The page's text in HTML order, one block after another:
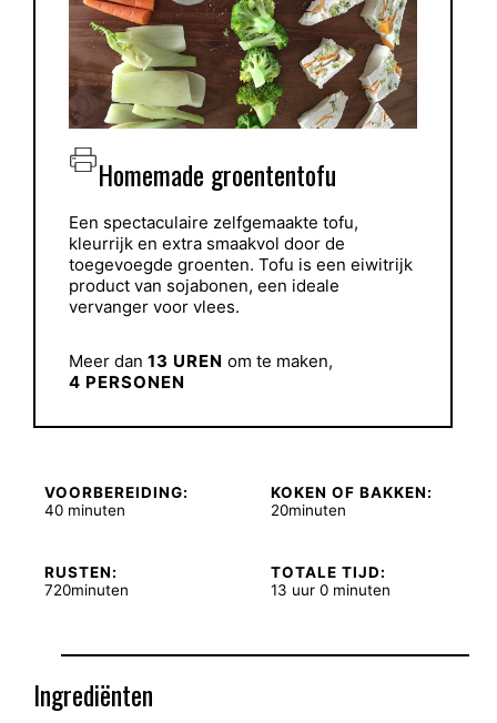
Homemade groententofu
Een spectaculaire zelfgemaakte tofu,
kleurrijk en extra smaakvol door de
toegevoegde groenten. Tofu is een eiwitrijk
product van sojabonen, een ideale
vervanger voor vlees.
Meer dan 13 UREN om te maken,
4 PERSONEN
VOORBEREIDING:
40 minuten
KOKEN OF BAKKEN:
20minuten
RUSTEN:
720minuten
TOTALE TIJD:
13 uur 0 minuten
Ingrediënten